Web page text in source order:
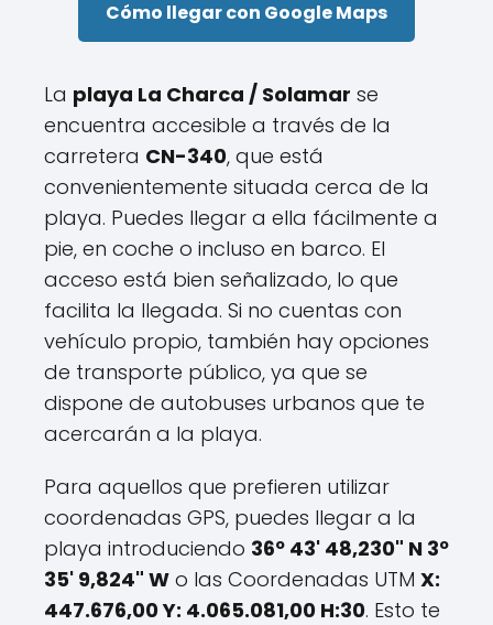
Cómo llegar con Google Maps
La playa La Charca / Solamar se
encuentra accesible a través de la
carretera CN-340, que está
convenientemente situada cerca de la
playa. Puedes llegar a ella fácilmente a
pie, en coche o incluso en barco. El
acceso está bien señalizado, lo que
facilita la llegada. Si no cuentas con
vehículo propio, también hay opciones
de transporte público, ya que se
dispone de autobuses urbanos que te
acercarán a la playa.
Para aquellos que prefieren utilizar
coordenadas GPS, puedes llegar a la
playa introduciendo 36º 43' 48,230" N 3º
35' 9,824" W o las Coordenadas UTM X:
447.676,00 Y: 4.065.081,00 H:30. Esto te